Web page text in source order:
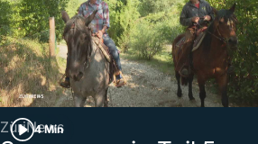
4 Min
ZüriNews